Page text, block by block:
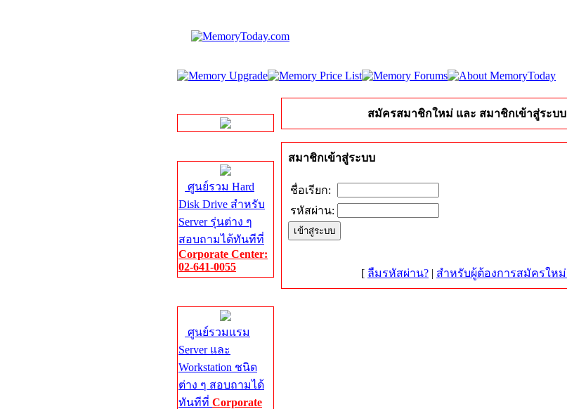
ศูนย์รวม Hard
Disk Drive สำหรับ
Server รุ่นต่าง ๆ
สอบถามได้ทันทีที่
Corporate Center:
02-641-0055
ศูนย์รวมแรม
Server และ
Workstation ชนิด
ต่าง ๆ สอบถามได้
ทันทีที่ Corporate
สมัครสมาชิกใหม่ และ สมาชิกเข้าสู่ระบบ
สมาชิกเข้าสู่ระบบ
ชื่อเรียก:
รหัสผ่าน:
[ ลืมรหัสผ่าน? | สำหรับผู้ต้องการสมัครใหม่